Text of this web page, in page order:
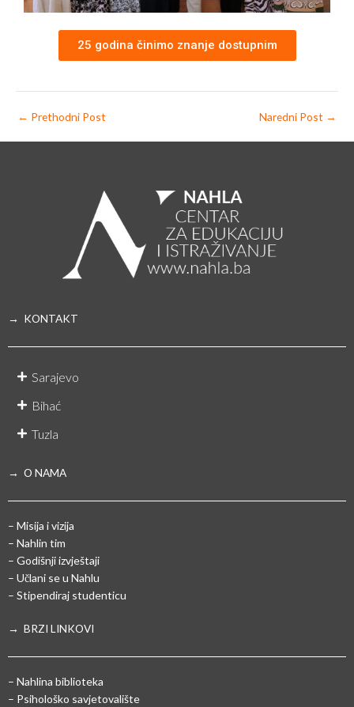
25 godina činimo znanje dostupnim
← Prethodni Post Naredni Post →
→ KONTAKT
Sarajevo
Bihać
Tuzla
→ O NAMA
– Misija i vizija
– Nahlin tim
– Godišnji izvještaji
– Učlani se u Nahlu
– Stipendiraj studenticu
→ BRZI LINKOVI
– Nahlina biblioteka
– Psihološko savjetovalište